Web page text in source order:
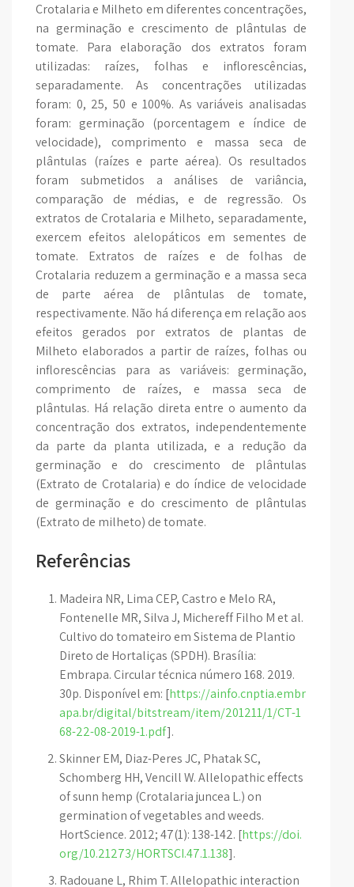
Crotalaria e Milheto em diferentes concentrações,
na germinação e crescimento de plântulas de
tomate. Para elaboração dos extratos foram
utilizadas: raízes, folhas e inflorescências,
separadamente. As concentrações utilizadas
foram: 0, 25, 50 e 100%. As variáveis analisadas
foram: germinação (porcentagem e índice de
velocidade), comprimento e massa seca de
plântulas (raízes e parte aérea). Os resultados
foram submetidos a análises de variância,
comparação de médias, e de regressão. Os
extratos de Crotalaria e Milheto, separadamente,
exercem efeitos alelopáticos em sementes de
tomate. Extratos de raízes e de folhas de
Crotalaria reduzem a germinação e a massa seca
de parte aérea de plântulas de tomate,
respectivamente. Não há diferença em relação aos
efeitos gerados por extratos de plantas de
Milheto elaborados a partir de raízes, folhas ou
inflorescências para as variáveis: germinação,
comprimento de raízes, e massa seca de
plântulas. Há relação direta entre o aumento da
concentração dos extratos, independentemente
da parte da planta utilizada, e a redução da
germinação e do crescimento de plântulas
(Extrato de Crotalaria) e do índice de velocidade
de germinação e do crescimento de plântulas
(Extrato de milheto) de tomate.
Referências
Madeira NR, Lima CEP, Castro e Melo RA,
Fontenelle MR, Silva J, Michereff Filho M et al.
Cultivo do tomateiro em Sistema de Plantio
Direto de Hortaliças (SPDH). Brasília:
Embrapa. Circular técnica número 168. 2019.
30p. Disponível em: [https://ainfo.cnptia.embr
apa.br/digital/bitstream/item/201211/1/CT-1
68-22-08-2019-1.pdf].
Skinner EM, Diaz-Peres JC, Phatak SC,
Schomberg HH, Vencill W. Allelopathic effects
of sunn hemp (Crotalaria juncea L.) on
germination of vegetables and weeds.
HortScience. 2012; 47(1): 138-142. [https://doi.
org/10.21273/HORTSCI.47.1.138].
Radouane L, Rhim T. Allelopathic interaction